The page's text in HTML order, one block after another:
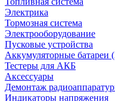
Электрика
Тормозная система
Электрооборудование
Пусковые устройства
Аккумуляторные батареи
Тестеры для АКБ
Аксессуары
Демонтаж
Индикаторы напряжения